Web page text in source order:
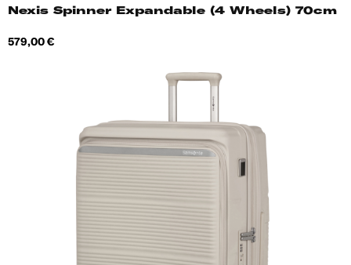
Nexis Spinner Expandable (4 Wheels) 70cm
Hind
579,00 €